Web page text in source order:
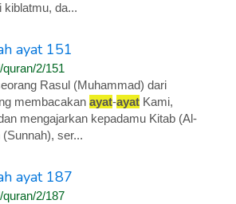
kiblatmu, da...
ayat 151
2/151
Rasul (Muhammad) dari
membacakan ayat-ayat Kami,
mengajarkan kepadamu Kitab (Al-
ser...
ayat 187
2/187